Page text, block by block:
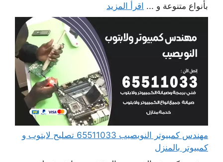
بأنواع متنوعة و ... اقرأ المزيد
مهندس كمبيوتر النويصيب 65511033 تصليح لابتوب و
كمبيوتر بالمنزل